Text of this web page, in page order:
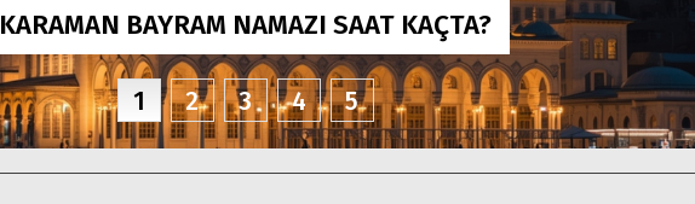
KARAMAN BAYRAM NAMAZI SAAT KAÇTA?
1 2 3 4 5